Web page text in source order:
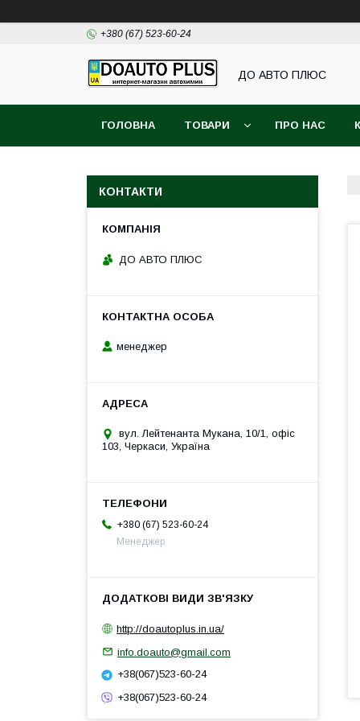
+380 (67) 523-60-24
ДО АВТО ПЛЮС
ГОЛОВНА ТОВАРИ ПРО НАС
КОНТАКТИ
ДО АВТО ПЛЮС
менеджер
вул. Лейтенанта Мукана, 10/1, офіс
103, Черкаси, Україна
+380 (67) 523-60-24
Менеджер
http://doautoplus.in.ua/
info.doauto@gmail.com
+38(067)523-60-24
+38(067)523-60-24